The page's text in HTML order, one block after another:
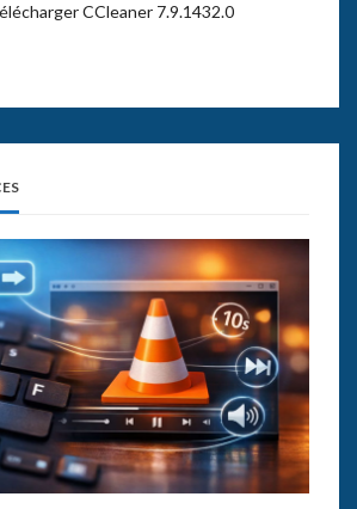
CCleaner 7.9.1432.0